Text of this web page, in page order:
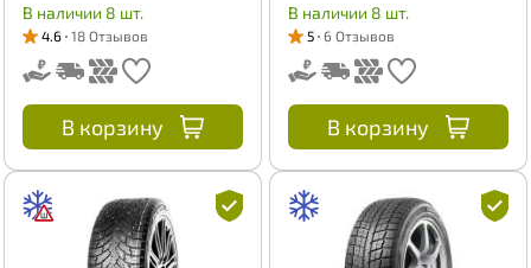
В наличии 8 шт.
4.6 18 Отзывов
В корзину
В наличии 8 шт.
5 6 Отзывов
В корзину